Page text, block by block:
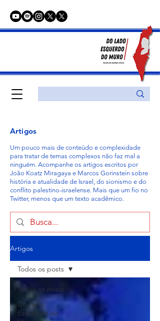
Artigos
Um pouco mais de conteúdo e complexidade
para tratar de temas complexos não faz mal a
ninguém. Acompanhe os artigos escritos por
João Koatz Miragaya e Marcos Gorinstein sobre
história e atualidade de Israel, do sionismo e do
conflito palestino-israelense. Mais que um fio no
Twitter, menos que um texto acadêmico.
Artigos
Todos os posts
Do Lado
Esquerdo do
Todos os posts